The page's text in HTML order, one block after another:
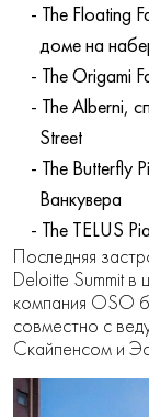
The Floating
доме на
The Origami
The Alberni,
Street
The Butterfly
Ванкувера
The TELUS
Последняя
Deloitte Summit в
компания OSO
совместно с
Скайпенсом и